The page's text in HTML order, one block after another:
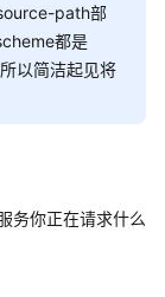
path部
都是
以简洁起见将
务你正在请求什么